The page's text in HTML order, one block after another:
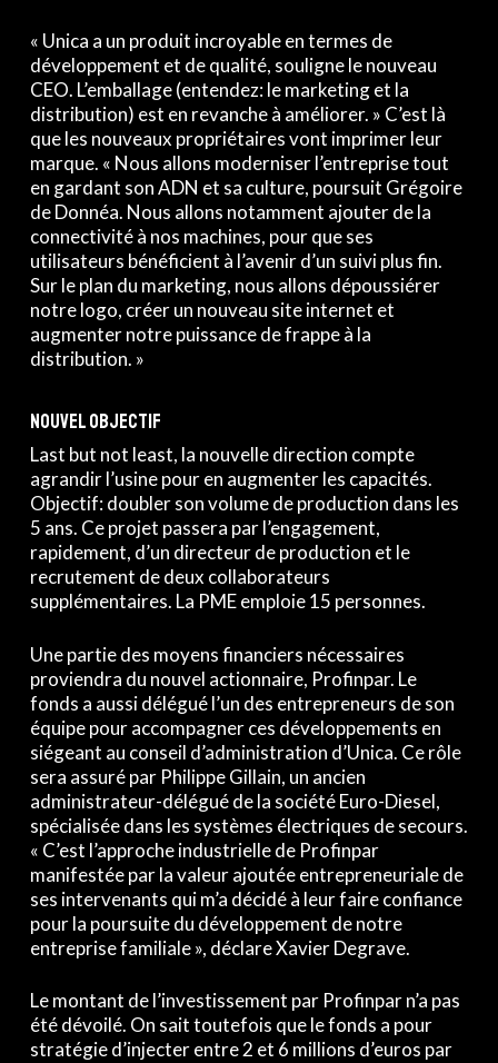
« Unica a un produit incroyable en termes de
développement et de qualité, souligne le nouveau
CEO. L’emballage (entendez: le marketing et la
distribution) est en revanche à améliorer. » C’est là
que les nouveaux propriétaires vont imprimer leur
marque. « Nous allons moderniser l’entreprise tout
en gardant son ADN et sa culture, poursuit Grégoire
de Donnéa. Nous allons notamment ajouter de la
connectivité à nos machines, pour que ses
utilisateurs bénéficient à l’avenir d’un suivi plus fin.
Sur le plan du marketing, nous allons dépoussiérer
notre logo, créer un nouveau site internet et
augmenter notre puissance de frappe à la
distribution. »
Nouvel objectif
Last but not least, la nouvelle direction compte
agrandir l’usine pour en augmenter les capacités.
Objectif: doubler son volume de production dans les
5 ans. Ce projet passera par l’engagement,
rapidement, d’un directeur de production et le
recrutement de deux collaborateurs
supplémentaires. La PME emploie 15 personnes.
Une partie des moyens financiers nécessaires
proviendra du nouvel actionnaire, Profinpar. Le
fonds a aussi délégué l’un des entrepreneurs de son
équipe pour accompagner ces développements en
siégeant au conseil d’administration d’Unica. Ce rôle
sera assuré par Philippe Gillain, un ancien
administrateur-délégué de la société Euro-Diesel,
spécialisée dans les systèmes électriques de secours.
« C’est l’approche industrielle de Profinpar
manifestée par la valeur ajoutée entrepreneuriale de
ses intervenants qui m’a décidé à leur faire confiance
pour la poursuite du développement de notre
entreprise familiale », déclare Xavier Degrave.
Le montant de l’investissement par Profinpar n’a pas
été dévoilé. On sait toutefois que le fonds a pour
stratégie d’injecter entre 2 et 6 millions d’euros par